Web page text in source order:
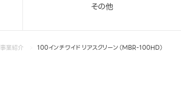
その他
事業紹介 100インチワイド リアスクリーン（MBR-100HD）